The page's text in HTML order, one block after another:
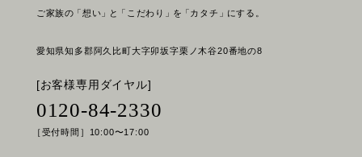
ご家族の「想い」と 「こだわり」を「カタチ」にする。
愛知県知多郡阿久比町大字卯坂字栗ノ木谷20番地の8
[お客様専用ダイヤル]
0120-84-2330
［受付時間］10:00〜17:00